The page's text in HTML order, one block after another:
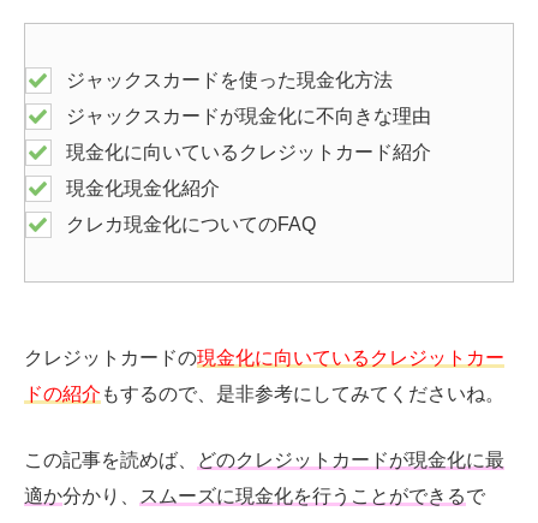
ジャックスカードを使った現金化方法
ジャックスカードが現金化に不向きな理由
現金化に向いているクレジットカード紹介
現金化現金化紹介
クレカ現金化についてのFAQ
クレジットカードの現金化に向いているクレジットカー
ドの紹介 もするので、是非参考にしてみてくださいね。
この記事を読めば、
どのクレジットカードが現金化に最
適か分かり、 スムーズに現金化を行うことができるで